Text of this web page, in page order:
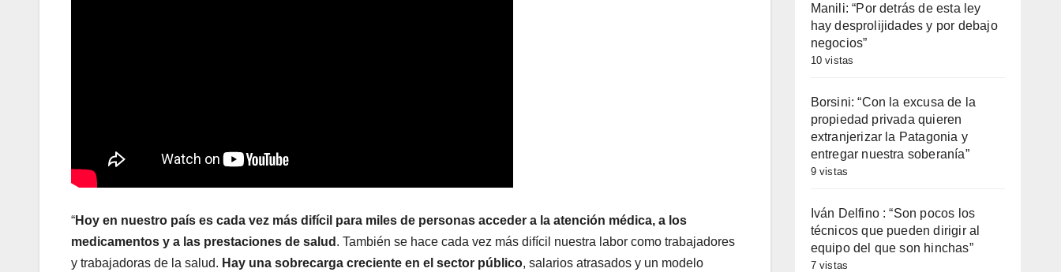
“Hoy en nuestro país es cada vez más difícil para miles de personas acceder a la atención médica, a los
medicamentos y a las prestaciones de salud . También se hace cada vez más difícil nuestra labor como trabajadores
y trabajadoras de la salud. Hay una sobrecarga creciente en el sector público, salarios atrasados y un modelo
Manili: “Por detrás de esta ley
hay desprolijidades y por debajo
negocios”
10 vistas
Borsini: “Con la excusa de la
propiedad privada quieren
extranjerizar la Patagonia y
entregar nuestra soberanía”
9 vistas
Iván Delfino : “Son pocos los
técnicos que pueden dirigir al
equipo del que son hinchas”
7 vistas